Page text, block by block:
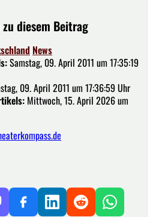
diesem Beitrag
News
Samstag, 09. April 2011 um 17:35:19
09. April 2011 um 17:36:59 Uhr
Mittwoch, 15. April 2026 um